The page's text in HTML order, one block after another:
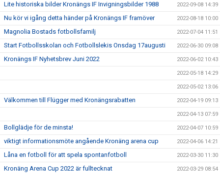
Lite historiska bilder Kronängs IF Invigningsbilder 1988 2022-09-08 14:39
Nu kör vi igång detta händer på Kronängs IF framöver 2022-08-18 10:00
Magnolia Bostads fotbollsfamilj 2022-07-04 11:51
Start Fotbollsskolan och Fotbollslekis Onsdag 17augusti 2022-06-30 09:08
Kronängs IF Nyhetsbrev Juni 2022 2022-06-02 10:43
2022-05-18 14:29
2022-05-02 13:06
Välkommen till Flügger med Kronängsrabatten 2022-04-19 09:13
2022-04-13 07:59
Bollglädje för de minsta! 2022-04-07 10:59
viktigt informationsmöte angående Kronäng arena cup 2022-04-06 14:21
Låna en fotboll för att spela spontanfotboll 2022-03-30 11:30
Kronäng Arena Cup 2022 är fulltecknat 2022-03-29 08:54